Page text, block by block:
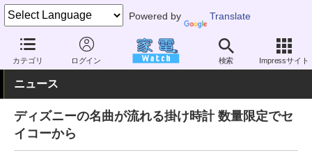
Powered by Translate
カテゴリ ログイン 検索 Impressサイト
家電 Watch その他・家電 時計・文具 時計
ニュース
ディズニーの名曲が流れる掛け時計 数量限定でセ
イコーから